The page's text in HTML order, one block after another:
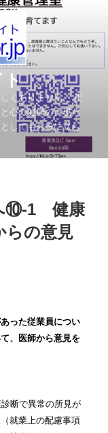
ト
くありません。 正
心の健康の実現だ
してもお役に立ち
⑩-1 健康
らの意見
った従業員につい
、医師から意見を
断で異常の所見が
就業上の配慮事項